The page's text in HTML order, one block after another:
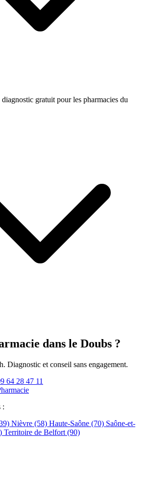
gratuit pour les pharmacies du
dans le Doubs ?
Diagnostic et conseil sans engagement.
64 28 47 11
:
Nièvre (58) Haute-Saône (70) Saône-et-
Territoire de Belfort (90)